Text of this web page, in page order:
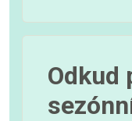
Odkud